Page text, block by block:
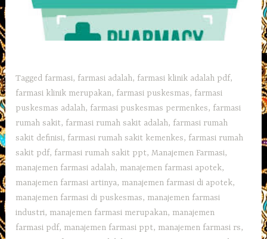
Tagged farmasi, farmasi adalah, farmasi klinik adalah pdf,
farmasi klinik merupakan, farmasi puskesmas, farmasi
puskesmas adalah, farmasi puskesmas permenkes, farmasi
rumah sakit, farmasi rumah sakit adalah, farmasi rumah
sakit definisi, farmasi rumah sakit kemenkes, farmasi rumah
sakit pdf, farmasi rumah sakit ppt,Manajemen Farmasi,
manajemen farmasi adalah, manajemen farmasi apotek,
manajemen farmasi artinya, manajemen farmasi di apotek,
manajemen farmasi di puskesmas, manajemen farmasi
industri, manajemen farmasi merupakan, manajemen
farmasi pdf, manajemen farmasi ppt, manajemen farmasi rs,